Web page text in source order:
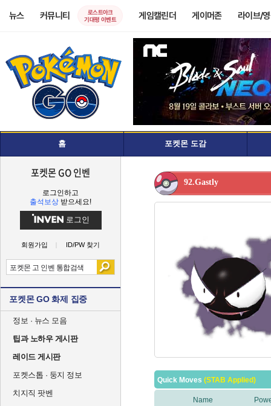
뉴스 커뮤니티
로스트아크
기대평 이벤트
게임캘린더 게이머존 라이브/
홈 포켓몬 도감
포켓몬 GO 인벤
로그인하고
출석보상 받으세요!
로그인
회원가입 ID/PW 찾기
포켓몬 GO 화제 집중
정보 · 뉴스 모음
팁과 노하우 게시판
레이드 게시판
포켓스톱 · 둥지 정보
치지직 팟벤
92.Gastly
Quick Moves (STAB Applied)
Name